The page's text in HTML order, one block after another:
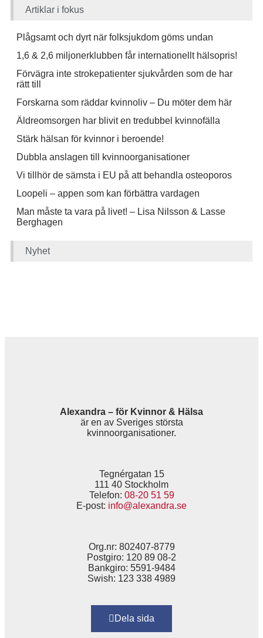
Artiklar i fokus
Plågsamt och dyrt när folksjukdom göms undan
1,6 & 2,6 miljonerklubben får internationellt hälsopris!
Förvägra inte strokepatienter sjukvården som de har
rätt till
Forskarna som räddar kvinnoliv – Du möter dem här
Äldreomsorgen har blivit en tredubbel kvinnofälla
Stärk hälsan för kvinnor i beroende!
Dubbla anslagen till kvinnoorganisationer
Vi tillhör de sämsta i EU på att behandla osteoporos
Loopeli – appen som kan förbättra vardagen
Man måste ta vara på livet! – Lisa Nilsson & Lasse
Berghagen
Nyhet
Alexandra – för Kvinnor & Hälsa
är en av Sveriges största
kvinnoorganisationer.
Tegnérgatan 15
111 40 Stockholm
Telefon: 08-20 51 59
E-post: info@alexandra.se
Org.nr: 802407-8779
Postgiro: 120 89 08-2
Bankgiro: 5591-9484
Swish: 123 338 4989
Dela sida